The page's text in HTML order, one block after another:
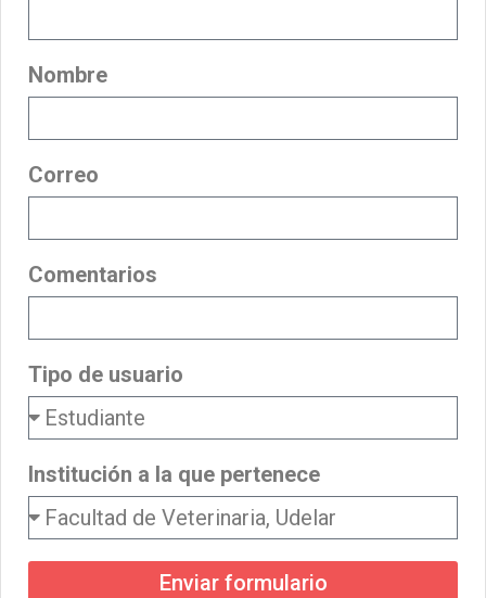
Nombre
Correo
Comentarios
Tipo de usuario
Institución a la que pertenece
Enviar formulario